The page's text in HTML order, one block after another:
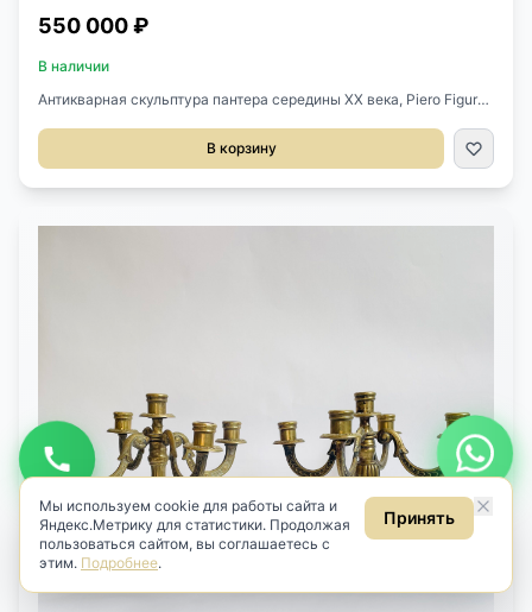
550 000 ₽
В наличии
Антикварная скульптура пантера середины XX века, Piero Figura
лапках.Размер 76х26х25h см.
В корзину
согласие на обработку персональных данныхв соответствии
Политикой.
Даюсогласие на получение рекламных и информационных
рассылок(ст. 18 ФЗ «О рекламе»).
Мы используем cookie для работы сайта и
Яндекс.Метрику для статистики. Продолжая
пользоваться сайтом, вы соглашаетесь с
этим. Подробнее.
Принять